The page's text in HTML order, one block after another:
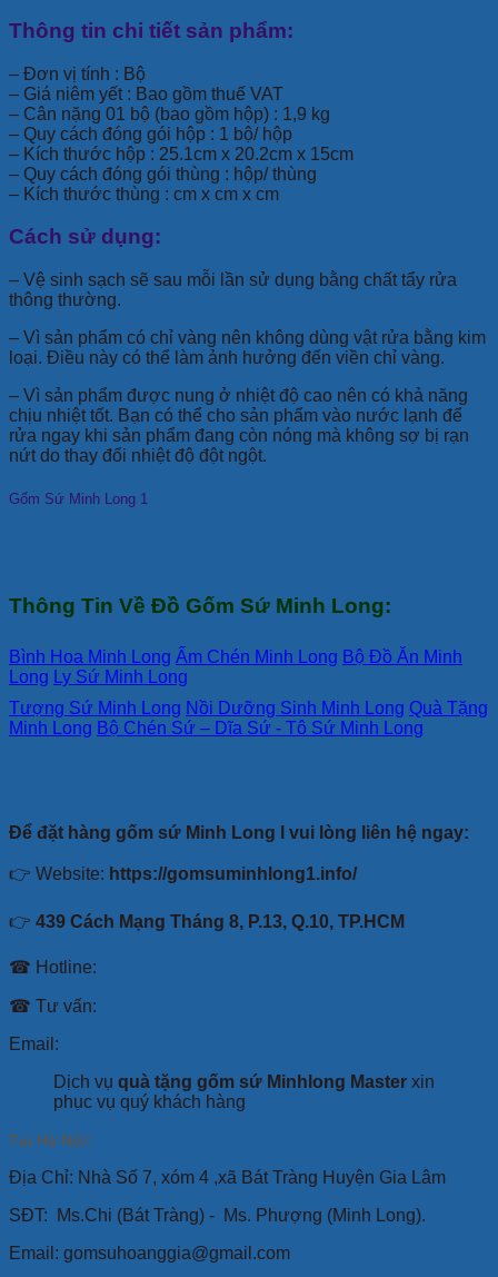
Thông tin chi tiết sản phẩm:
– Đơn vị tính : Bộ
– Giá niêm yết : Bao gồm thuế VAT
– Cân nặng 01 bộ (bao gồm hộp) : 1,9 kg
– Quy cách đóng gói hộp : 1 bộ/ hộp
– Kích thước hộp : 25.1cm x 20.2cm x 15cm
– Quy cách đóng gói thùng : hộp/ thùng
– Kích thước thùng : cm x cm x cm
Cách sử dụng:
– Vệ sinh sạch sẽ sau mỗi lần sử dụng bằng chất tẩy rửa
thông thường.
– Vì sản phẩm có chỉ vàng nên không dùng vật rửa bằng kim
loại. Điều này có thể làm ảnh hưởng đến viền chỉ vàng.
– Vì sản phẩm được nung ở nhiệt độ cao nên có khả năng
chịu nhiệt tốt. Bạn có thể cho sản phẩm vào nước lạnh để
rửa ngay khi sản phẩm đang còn nóng mà không sợ bị rạn
nứt do thay đổi nhiệt độ đột ngột.
Gốm Sứ Minh Long 1
Thông Tin Về Đồ Gốm Sứ Minh Long:
Bình Hoa Minh Long Ấm Chén Minh Long Bộ Đồ Ăn Minh
Long
Ly Sứ Minh Long
Tượng Sứ Minh Long Nồi Dưỡng Sinh Minh Long Quà Tặng
Minh Long Bộ Chén Sứ – Dĩa Sứ - Tô Sứ Minh Long
Để đặt hàng gốm sứ Minh Long I vui lòng liên hệ ngay:
👉 Website: https://gomsuminhlong1.info/
👉 439 Cách Mạng Tháng 8, P.13, Q.10, TP.HCM
☎ Hotline:
☎ Tư vấn:
Email:
Dịch vụ quà tặng gốm sứ Minhlong Master xin
phục vụ quý khách hàng
Tại Hà Nội:
Địa Chỉ: Nhà Số 7, xóm 4 ,xã Bát Tràng Huyện Gia Lâm
SĐT:
Ms.Chi (Bát Tràng) - Ms. Phượng (Minh Long).
Email: gomsuhoanggia@gmail.com